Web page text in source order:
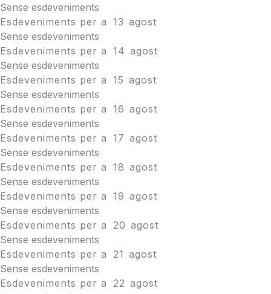
Sense esdeveniments
Esdeveniments per a 13 agost
Sense esdeveniments
Esdeveniments per a 14 agost
Sense esdeveniments
Esdeveniments per a 15 agost
Sense esdeveniments
Esdeveniments per a 16 agost
Sense esdeveniments
Esdeveniments per a 17 agost
Sense esdeveniments
Esdeveniments per a 18 agost
Sense esdeveniments
Esdeveniments per a 19 agost
Sense esdeveniments
Esdeveniments per a
20 agost
Sense esdeveniments
Esdeveniments per a
21 agost
Sense esdeveniments
Esdeveniments per a
22 agost